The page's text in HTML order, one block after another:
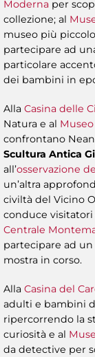
Moderna per
collezione; al
museo più
partecipare ad
particolare
dei bambini in
Alla Casina delle
Natura e al Museo
confrontano
Scultura Antica
all’osservazione
un’altra
civiltà del Vicino
conduce visitatori
Centrale
partecipare ad
mostra in corso.
Alla Casina del
adulti e bambini
ripercorrendo la
curiosità e al
da detective per